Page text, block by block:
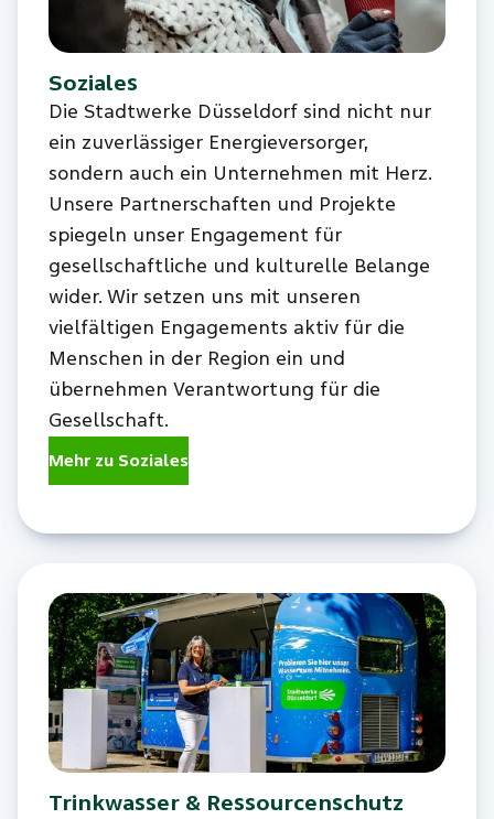
Soziales
Die Stadtwerke Düsseldorf sind nicht nur
ein zuverlässiger Energieversorger,
sondern auch ein Unternehmen mit Herz.
Unsere Partnerschaften und Projekte
spiegeln unser Engagement für
gesellschaftliche und kulturelle Belange
wider. Wir setzen uns mit unseren
vielfältigen Engagements aktiv für die
Menschen in der Region ein und
übernehmen Verantwortung für die
Gesellschaft.
Mehr zu Soziales
Trinkwasser & Ressourcenschutz